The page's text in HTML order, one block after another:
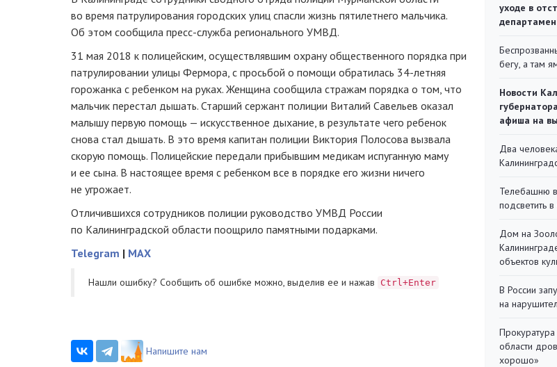
во время патрулирования городских улиц спасли жизнь пятилетнего мальчика.
Об этом сообщила пресс-служба регионального УМВД.
31 мая 2018 к полицейским, осуществлявшим охрану общественного порядка при
патрулировании улицы Фермора, с просьбой о помощи обратилась 34-летняя
горожанка с ребенком на руках. Женщина сообщила стражам порядка о том, что
мальчик перестал дышать. Старший сержант полиции Виталий Савельев оказал
малышу первую помощь — искусственное дыхание, в результате чего ребенок
снова стал дышать. В это время капитан полиции Виктория Полосова вызвала
скорую помощь. Полицейские передали прибывшим медикам испуганную маму
и ее сына. В настоящее время с ребенком все в порядке его жизни ничего
не угрожает.
Отличившихся сотрудников полиции руководство УМВД России
по Калининградской области поощрило памятными подарками.
Telegram | MAX
Нашли ошибку? Cообщить об ошибке можно, выделив ее и нажав Ctrl+Enter
Напишите нам
уходе в
бегу, а там
Новости
афиша на
Два
Телебашню
подсветить
Дом на
объектов
В России
на
области
хорошо»